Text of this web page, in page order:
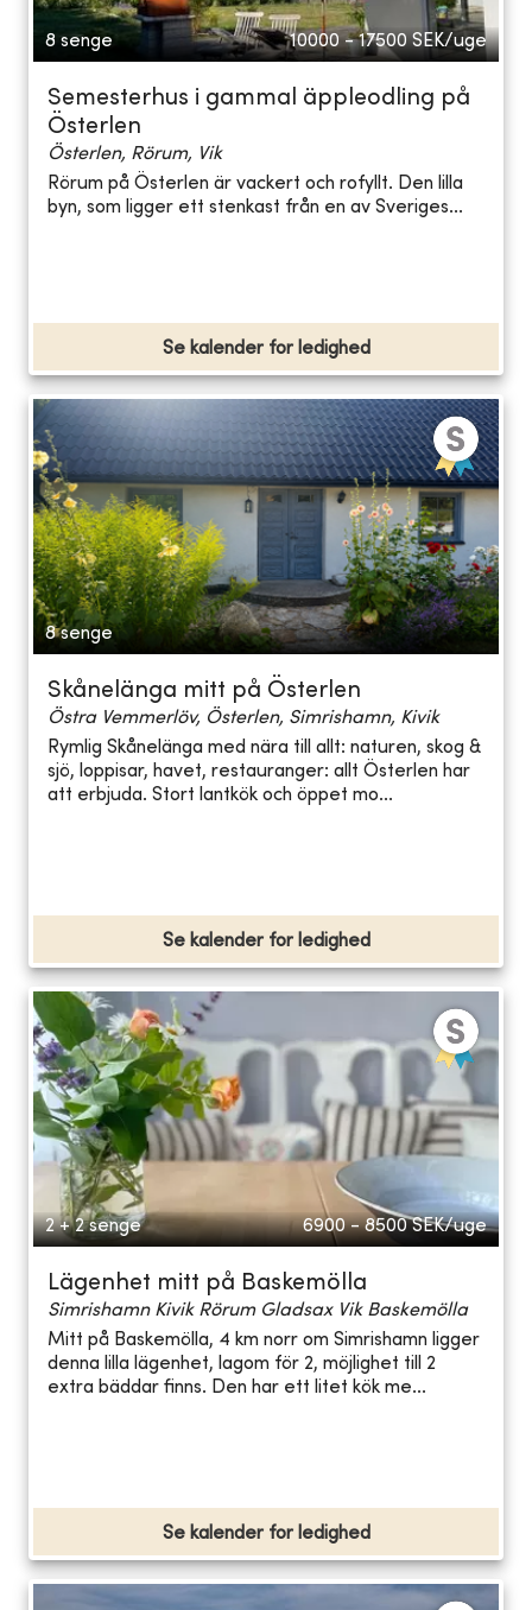
8 senge 10000 - 17500 SEK/uge
Semesterhus i gammal äppleodling på
Österlen
Österlen, Rörum, Vik
Rörum på Österlen är vackert och rofyllt. Den lilla
byn, som ligger ett stenkast från en av Sveriges...
Se kalender for ledighed
8 senge
Skånelänga mitt på Österlen
Östra Vemmerlöv, Österlen, Simrishamn, Kivik
Rymlig Skånelänga med nära till allt: naturen, skog &
sjö, loppisar, havet, restauranger: allt Österlen har
att erbjuda. Stort lantkök och öppet mo...
Se kalender for ledighed
2 + 2 senge 6900 - 8500 SEK/uge
Lägenhet mitt på Baskemölla
Simrishamn Kivik Rörum Gladsax Vik Baskemölla
Mitt på Baskemölla, 4 km norr om Simrishamn ligger
denna lilla lägenhet, lagom för 2, möjlighet till 2
extra bäddar finns. Den har ett litet kök me...
Se kalender for ledighed